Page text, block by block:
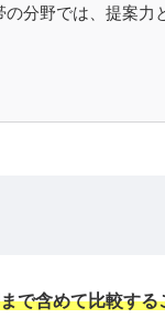
分野では、提案力
で含めて比較する